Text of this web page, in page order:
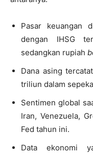
Pasar keuangan
dengan IHSG
sedangkan rupiah
Dana asing
triliun dalam
Sentimen global
Iran, Venezuela,
Fed tahun ini.
Data ekonomi